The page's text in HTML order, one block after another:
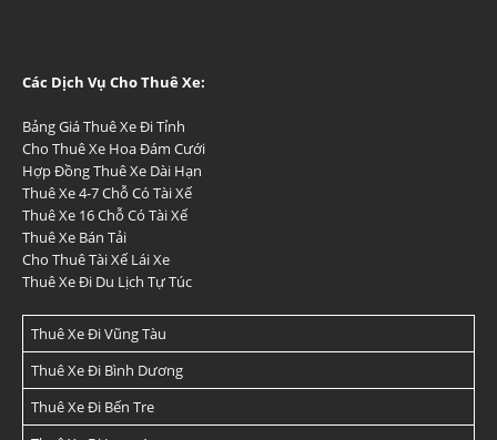
Các Dịch Vụ Cho Thuê Xe:
Bảng Giá Thuê Xe Đi Tỉnh
Cho Thuê Xe Hoa Đám Cưới
Hợp Đồng Thuê Xe Dài Hạn
Thuê Xe 4-7 Chỗ Có Tài Xế
Thuê Xe 16 Chỗ Có Tài Xế
Thuê Xe Bán Tải
Cho Thuê Tài Xế Lái Xe
Thuê Xe Đi Du Lịch Tự Túc
Thuê Xe Đi Vũng Tàu
Thuê Xe Đi Bình Dương
Thuê Xe Đi Bến Tre